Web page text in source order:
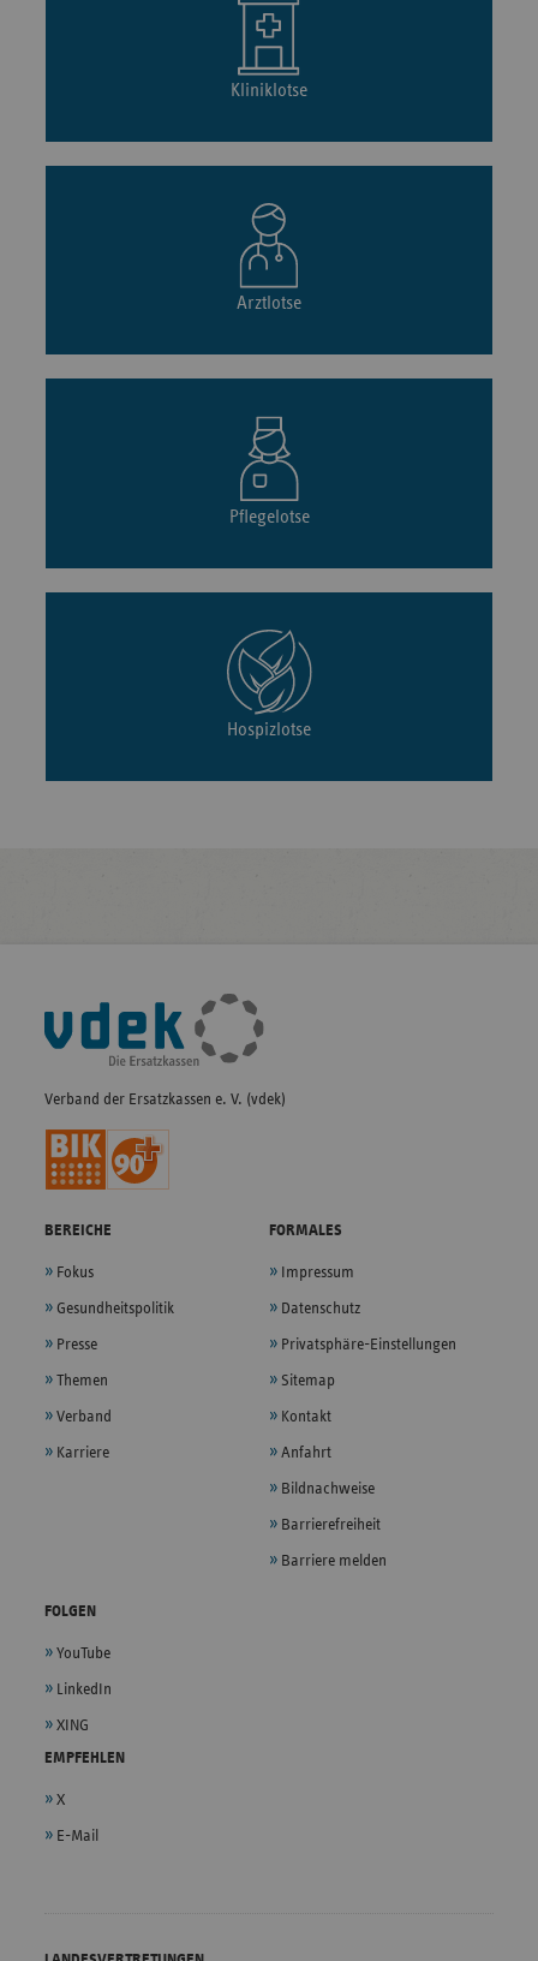
Kliniklotse
Arztlotse
Pflegelotse
Hospizlotse
Fußleisten-
Navigation
Verband der Ersatzkassen e. V. (vdek)
BEREICHE
Fokus
Gesundheitspolitik
Presse
Themen
Verband
Karriere
FORMALES
Impressum
Datenschutz
Privatsphäre-Einstellungen
Sitemap
Kontakt
Anfahrt
Bildnachweise
Barrierefreiheit
Barriere melden
FOLGEN
YouTube
LinkedIn
XING
EMPFEHLEN
X
E-Mail